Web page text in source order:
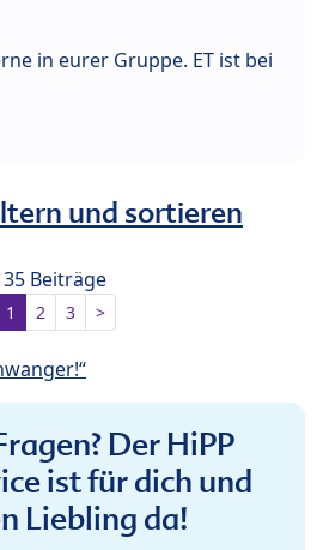
in eurer Gruppe. ET ist bei
und sortieren
35 Beiträge
1 2 3 >
Der HiPP
ist für dich und
Liebling da!